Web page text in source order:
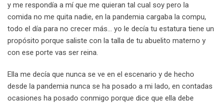
y me respondía a mí que me quieran tal cual soy pero la
comida no me quita nadie, en la pandemia cargaba la compu,
todo el día para no crecer más… yo le decía tu estatura tiene un
propósito porque saliste con la talla de tu abuelito materno y
con ese porte vas ser reina.
Ella me decía que nunca se ve en el escenario y de hecho
desde la pandemia nunca se ha posado a mi lado, en contadas
ocasiones ha posado conmigo porque dice que ella debe